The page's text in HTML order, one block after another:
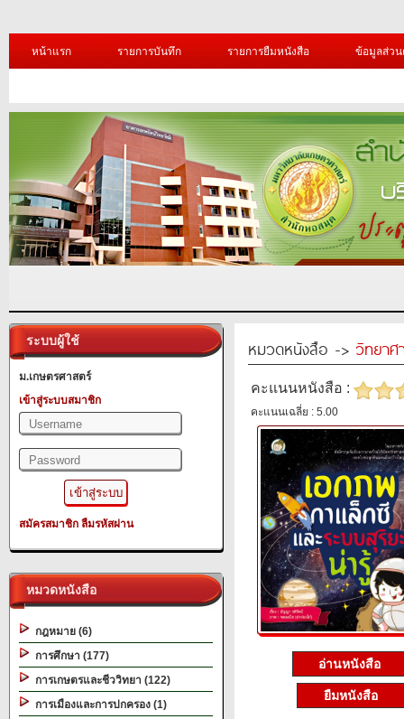
หน้าแรก รายการบันทึก รายการยืมหนังสือ ข้อมูลส่ว
ระบบผู้ใช้
ม.เกษตรศาสตร์
เข้าสู่ระบบสมาชิก
สมัครสมาชิก ลืมรหัสผ่าน
หมวดหนังสือ
กฎหมาย (6)
การศึกษา (177)
การเกษตรและชีววิทยา (122)
การเมืองและการปกครอง (1)
หมวดหนังสือ -> วิทยาศ
คะแนนหนังสือ :
คะแนนเฉลี่ย : 5.00
อ่านหนังสือ
ยืมหนังสือ